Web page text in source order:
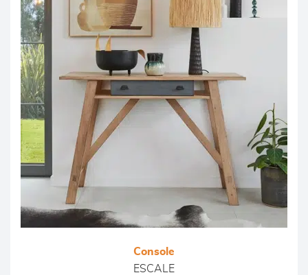
Console
ESCALE